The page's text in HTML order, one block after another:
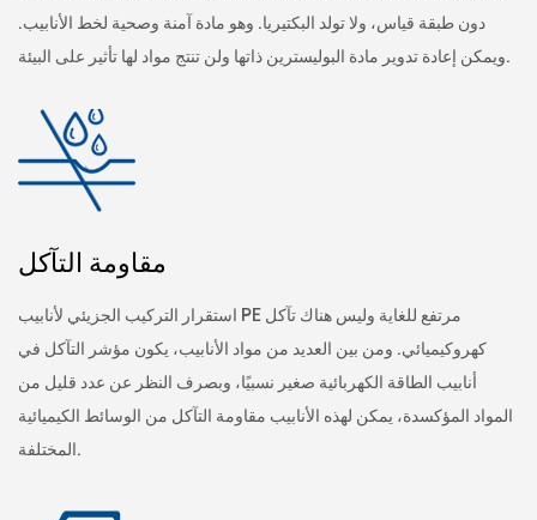
دون طبقة قياس، ولا تولد البكتيريا. وهو مادة آمنة وصحية لخط الأنابيب.
ويمكن إعادة تدوير مادة البوليسترين ذاتها ولن تنتج مواد لها تأثير على البيئة.
مقاومة التآكل
استقرار التركيب الجزيئي لأنابيب PE مرتفع للغاية وليس هناك تآكل
كهروكيميائي. ومن بين العديد من مواد الأنابيب، يكون مؤشر التآكل في
أنابيب الطاقة الكهربائية صغير نسبيًا، وبصرف النظر عن عدد قليل من
المواد المؤكسدة، يمكن لهذه الأنابيب مقاومة التآكل من الوسائط الكيميائية
المختلفة.